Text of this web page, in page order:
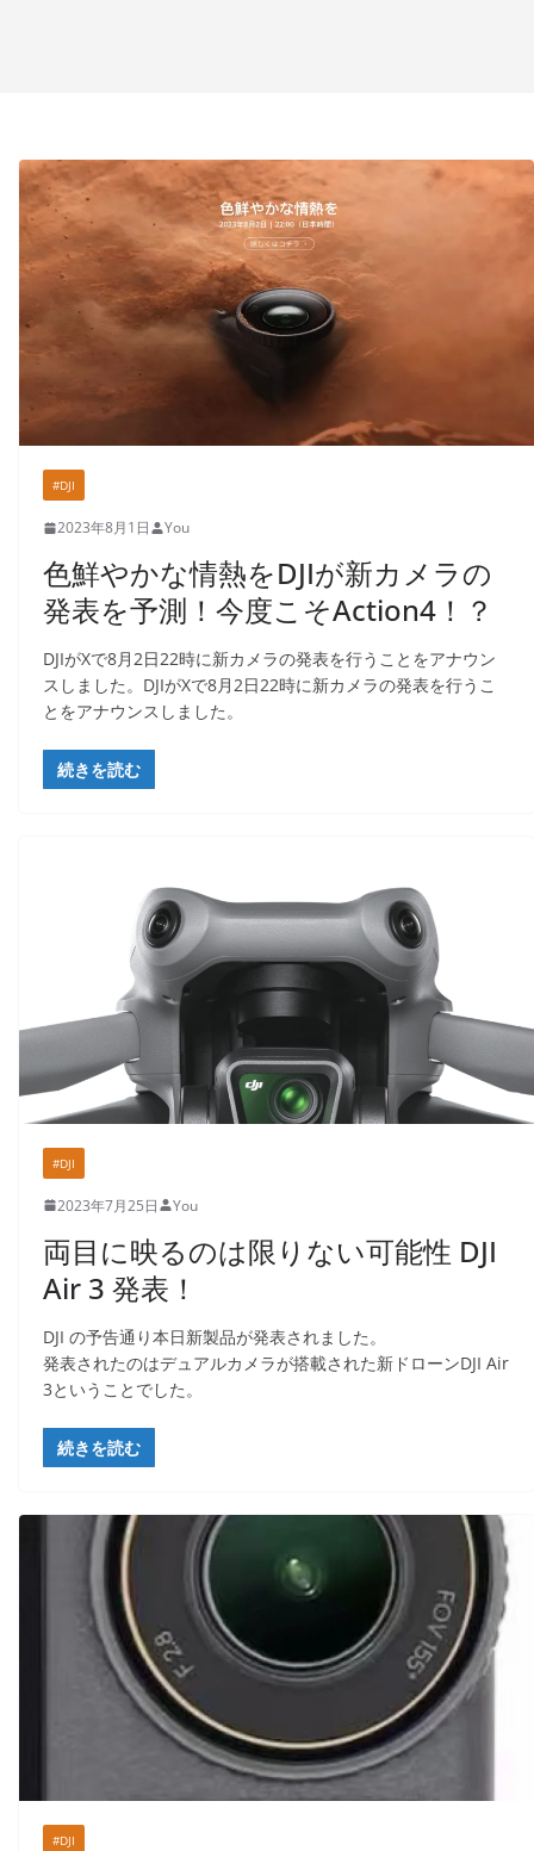
#DJI
2023年8月1日 You
色鮮やかな情熱をDJIが新カメラの
発表を予測！今度こそAction4！？
DJIがXで8月2日22時に新カメラの発表を行うことをアナウン
スしました。DJIがXで8月2日22時に新カメラの発表を行うこ
とをアナウンスしました。
続きを読む
#DJI
2023年7月25日 You
両目に映るのは限りない可能性 DJI
Air 3 発表！
DJI の予告通り本日新製品が発表されました。​
発表されたのはデュアルカメラが搭載された新ドローンDJI Air
3ということでした。​
続きを読む
#DJI